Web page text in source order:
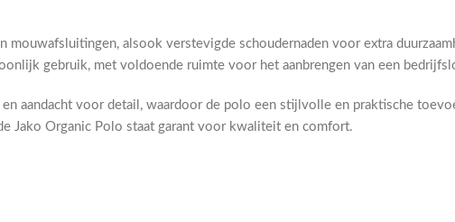
alsook verstevigde schoudernaden voor extra
gebruik, met voldoende ruimte voor het aanbrengen van een
aandacht voor detail, waardoor de polo een stijlvolle en praktische
Jako Organic Polo staat garant voor kwaliteit en comfort.